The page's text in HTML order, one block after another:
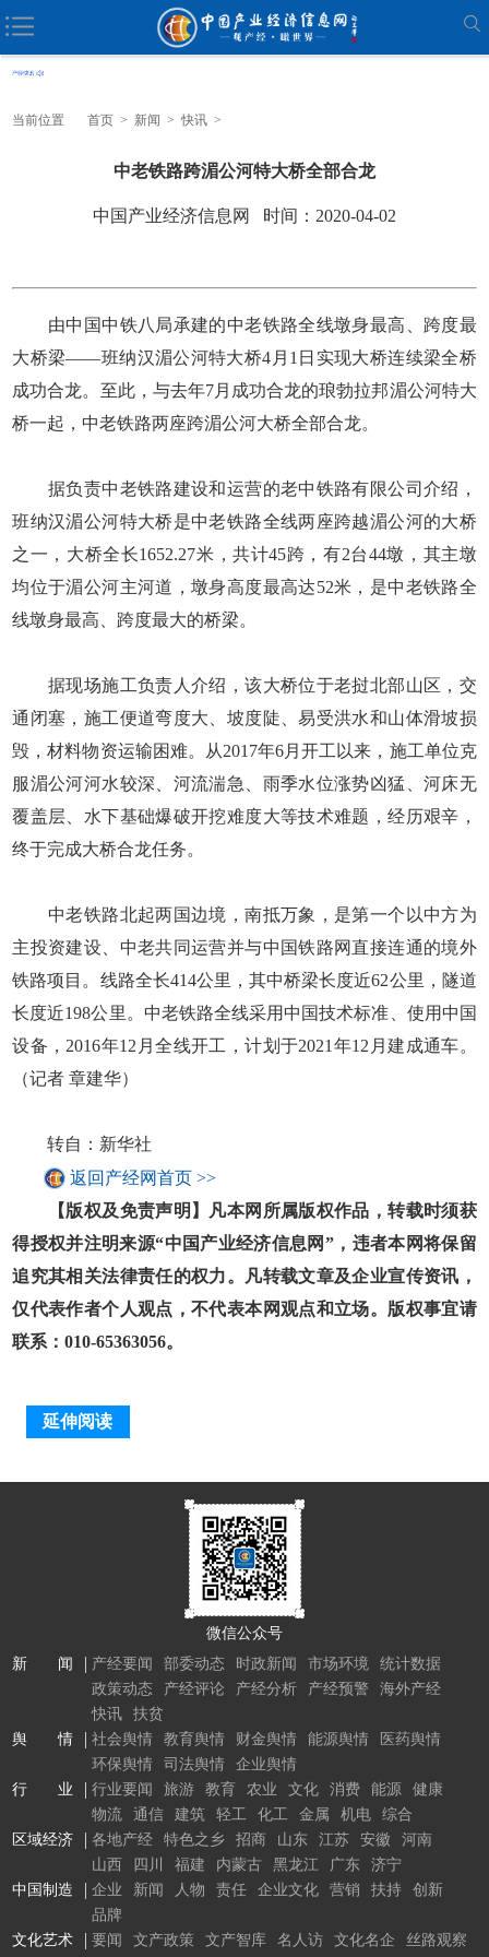
当前位置 首页 > 新闻 > 快讯 >
中老铁路跨湄公河特大桥全部合龙
中国产业经济信息网 时间：2020-04-02
由中国中铁八局承建的中老铁路全线墩身最高、跨度最
大桥梁——班纳汉湄公河特大桥4月1日实现大桥连续梁全桥
成功合龙。至此，与去年7月成功合龙的琅勃拉邦湄公河特大
桥一起，中老铁路两座跨湄公河大桥全部合龙。
据负责中老铁路建设和运营的老中铁路有限公司介绍，
班纳汉湄公河特大桥是中老铁路全线两座跨越湄公河的大桥
之一，大桥全长1652.27米，共计45跨，有2台44墩，其主墩
均位于湄公河主河道，墩身高度最高达52米，是中老铁路全
线墩身最高、跨度最大的桥梁。
据现场施工负责人介绍，该大桥位于老挝北部山区，交
通闭塞，施工便道弯度大、坡度陡、易受洪水和山体滑坡损
毁，材料物资运输困难。从2017年6月开工以来，施工单位克
服湄公河河水较深、河流湍急、雨季水位涨势凶猛、河床无
覆盖层、水下基础爆破开挖难度大等技术难题，经历艰辛，
终于完成大桥合龙任务。
中老铁路北起两国边境，南抵万象，是第一个以中方为
主投资建设、中老共同运营并与中国铁路网直接连通的境外
铁路项目。线路全长414公里，其中桥梁长度近62公里，隧道
长度近198公里。中老铁路全线采用中国技术标准、使用中国
设备，2016年12月全线开工，计划于2021年12月建成通车。
（记者 章建华）
转自：新华社
返回产经网首页 >>
【版权及免责声明】凡本网所属版权作品，转载时须获
得授权并注明来源“中国产业经济信息网”，违者本网将保留
追究其相关法律责任的权力。凡转载文章及企业宣传资讯，
仅代表作者个人观点，不代表本网观点和立场。版权事宜请
联系：010-65363056。
延伸阅读
微信公众号
新 闻
产经要闻 部委动态 时政新闻 市场环境
统计数据
政策动态
产经评论 产经分析 产经预警
海外产经
快讯
扶贫
舆 情
社会舆情 教育舆情 财金舆情 能源舆情
医药舆情
环保舆情
司法舆情
企业舆情
行 业
行业要闻 旅游 教育 农业 文化 消费 能源
健康
物流
通信 建筑 轻工 化工 金属 机电
综合
区域经济
各地产经 特色之乡 招商 山东 江苏 安徽
河南
山西
四川 福建 内蒙古 黑龙江 广东
济宁
中国制造
企业 新闻 人物 责任 企业文化 营销 扶持
创新
品牌
文化艺术
要闻 文产政策 文产智库 名人访 文化名企 丝路观察